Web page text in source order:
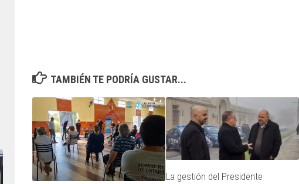
TAMBIÉN TE PODRÍA GUSTAR...
La gestión del Presidente